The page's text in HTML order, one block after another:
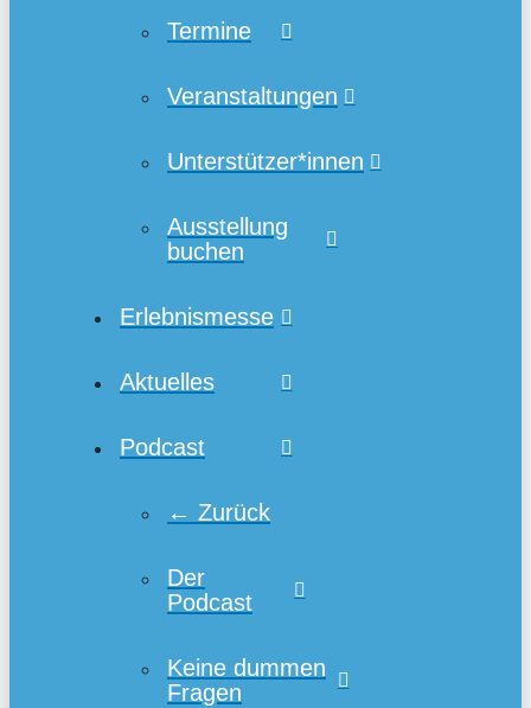
Termine
Veranstaltungen
Unterstützer*innen
Ausstellung
buchen
Erlebnismesse
Aktuelles
Podcast
← Zurück
Der
Podcast
Keine dummen
Fragen